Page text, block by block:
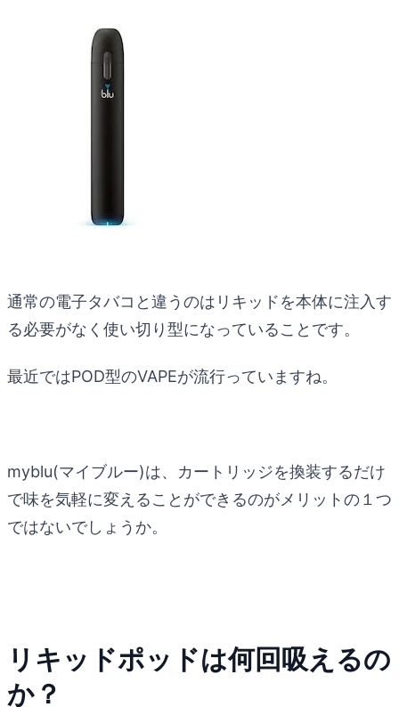
通常の電子タバコと違うのはリキッドを本体に注入す
る必要がなく使い切り型になっていることです。
最近ではPOD型のVAPEが流行っていますね。
myblu(マイブルー)は、カートリッジを換装するだけ
で味を気軽に変えることができるのがメリットの１つ
ではないでしょうか。
リキッドポッドは何回吸えるの
か？